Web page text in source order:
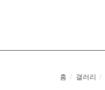
홈 갤러리